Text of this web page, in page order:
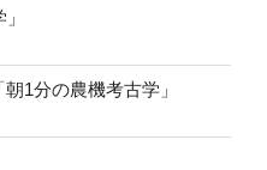
1分の農機考古学」